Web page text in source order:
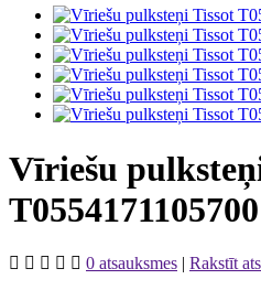
Vīriešu
T0554171105700
0 atsauksmes | Rakstīt